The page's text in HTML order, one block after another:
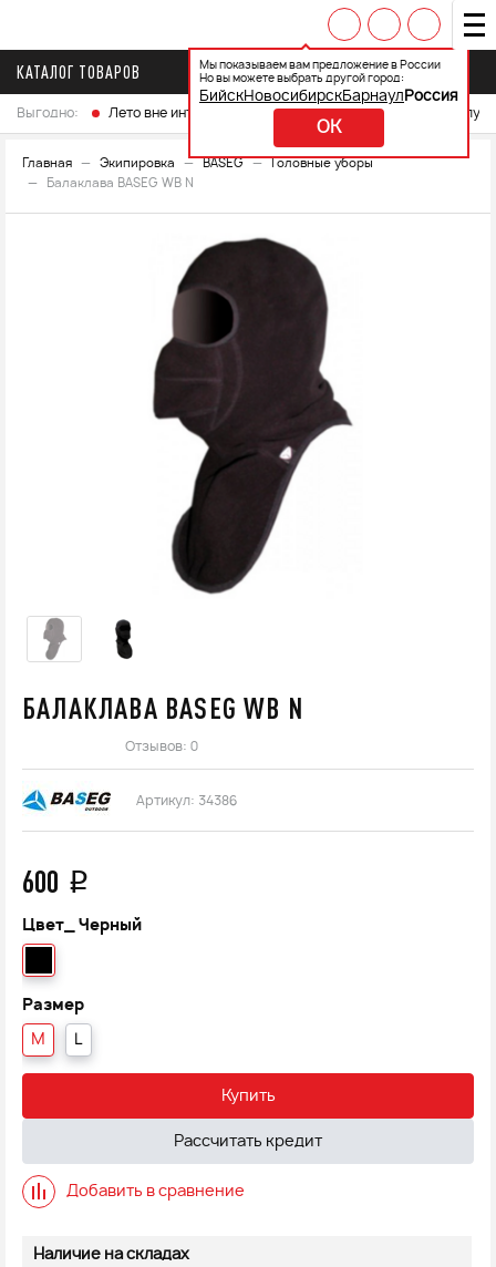
Мы показываем вам предложение в России
Но вы можете выбрать другой город:
БийскНовосибирскБарнаул Россия
OK
КАТАЛОГ ТОВАРОВ
Выгодно: Лето вне интренета Выберите свой мотоцикл и
Главная Экипировка BASEG
Головные уборы
Балаклава BASEG WB N
БАЛАКЛАВА BASEG WB N
Отзывов: 0
Артикул: 34386
600 q
Цвет_ Черный
Размер
M L
Купить
Рассчитать кредит
Добавить в сравнение
Наличие на складах